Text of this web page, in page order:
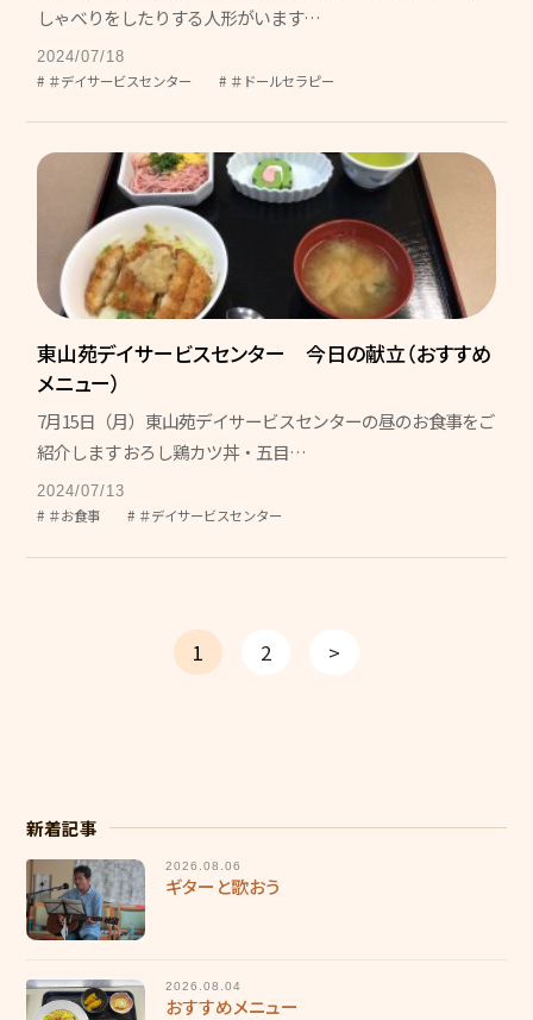
しゃべりをしたりする人形がいます…
2024/07/18
＃デイサービスセンター ＃ドールセラピー
東山苑デイサービスセンター 今日の献立（おすすめ
メニュー）
7月15日（月）東山苑デイサービスセンターの昼のお食事をご
紹介します おろし鶏カツ丼・五目…
2024/07/13
＃お食事 ＃デイサービスセンター
1 2 >
新着記事
2026.08.06
ギターと歌おう
2026.08.04
おすすめメニュー